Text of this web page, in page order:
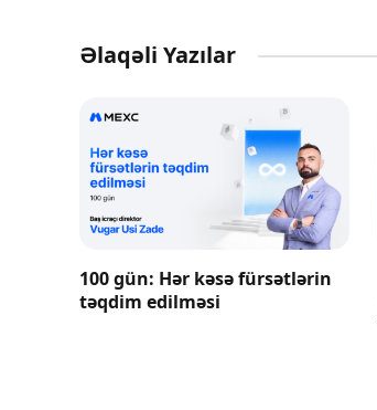
Əlaqəli Yazılar
100 gün: Hər kəsə fürsətlərin
təqdim edilməsi